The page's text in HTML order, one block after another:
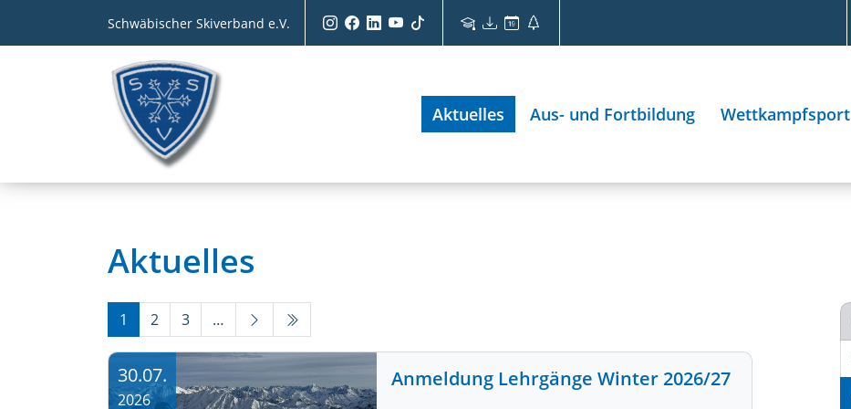
Schwäbischer Skiverband e.V.
Aktuelles Aus- und Fortbildung Wettkampfsport
Aktuelles
1 2 3 …
Anmeldung Lehrgänge Winter 2026/27
30.07.
2026